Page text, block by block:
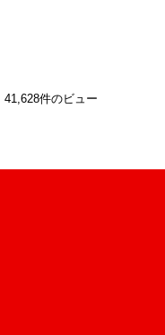
41,628件のビュー